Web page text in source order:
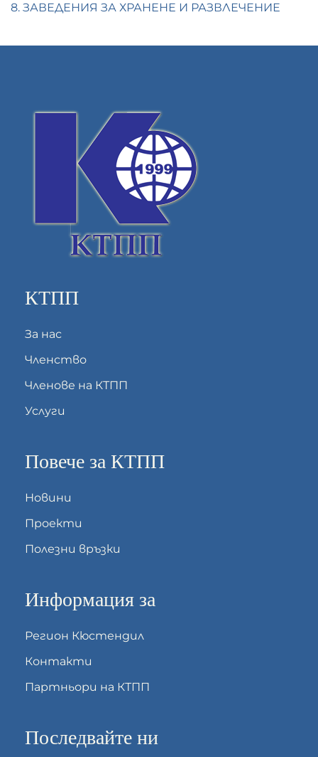
8. ЗАВЕДЕНИЯ ЗА ХРАНЕНЕ И РАЗВЛЕЧЕНИЕ
КТПП
За нас
Членство
Членове на КТПП
Услуги
Повече за КТПП
Новини
Проекти
Полезни връзки
Информация за
Регион Кюстендил
Контакти
Партньори на КТПП
Последвайте ни